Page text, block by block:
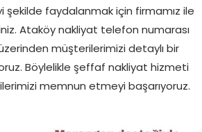
şekilde faydalanmak için firmamız ile
Ataköy nakliyat telefon numarası
müşterilerimizi detaylı bir
Böylelikle şeffaf nakliyat hizmeti
memnun etmeyi başarıyoruz.